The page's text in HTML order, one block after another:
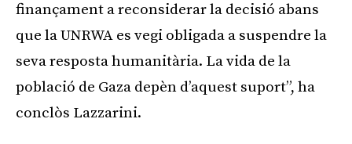
finançament a reconsiderar la decisió abans
que la UNRWA es vegi obligada a suspendre la
seva resposta humanitària. La vida de la
població de Gaza depèn d’aquest suport”, ha
conclòs Lazzarini.